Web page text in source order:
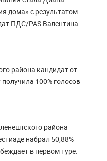
дома» с результатом
ПДС/PAS Валентина
района кандидат от
100% голосов
района
набрал 50,88%
в первом туре.